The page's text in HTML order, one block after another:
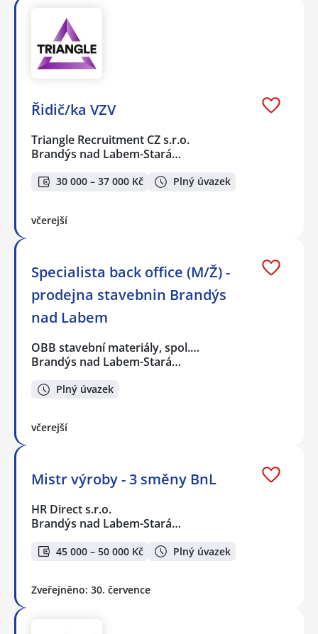
Řidič/ka VZV
Triangle Recruitment CZ s.r.o.
Brandýs nad Labem-Stará…
30 000 – 37 000 Kč Plný úvazek
včerejší
Specialista back office (M/Ž) -
prodejna stavebnin Brandýs
nad Labem
OBB stavební materiály, spol.…
Brandýs nad Labem-Stará…
Plný úvazek
včerejší
Mistr výroby - 3 směny BnL
HR Direct s.r.o.
Brandýs nad Labem-Stará…
45 000 – 50 000 Kč Plný úvazek
Zveřejněno: 30. července